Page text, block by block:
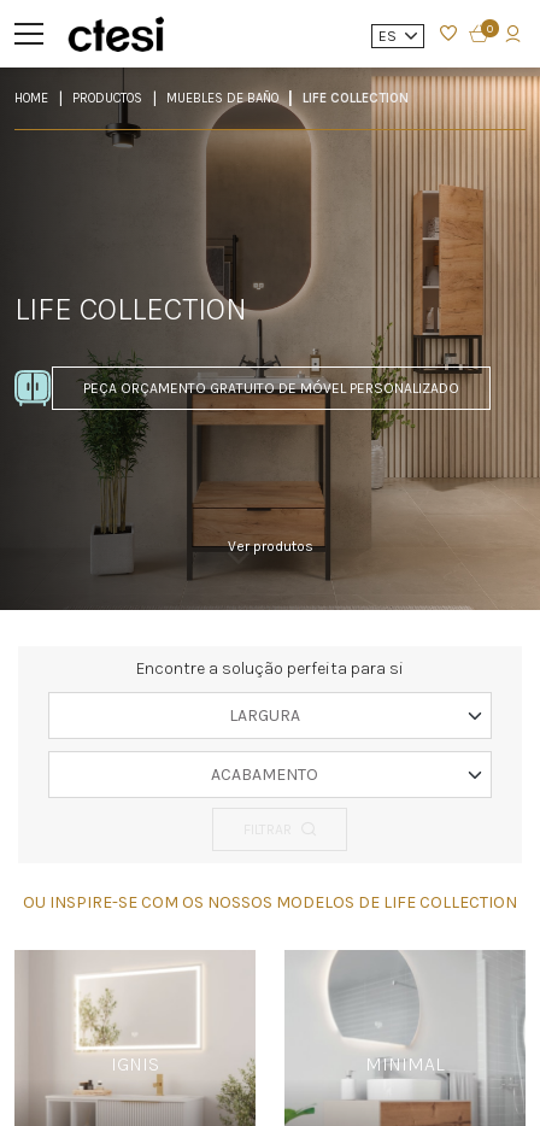
ES 0
HOME PRODUCTOS MUEBLES DE BAÑO LIFE COLLECTION
LIFE COLLECTION
PEÇA ORÇAMENTO GRATUITO DE MÓVEL PERSONALIZADO
Ver produtos
Encontre a solução perfeita para si
LARGURA
ACABAMENTO
OU INSPIRE-SE COM OS NOSSOS MODELOS DE LIFE COLLECTION
IGNIS MINIMAL